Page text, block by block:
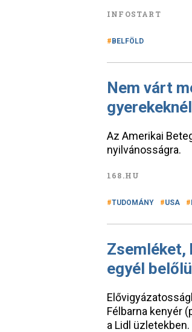
INFOSTART
BELFÖLD
Nem várt
gyerekeknél
Az Amerikai
nyilvánosságra.
168.HU
TUDOMÁNY USA
Zsemléket,
egyél
Félbarna kenyér
a Lidl üzletekben.